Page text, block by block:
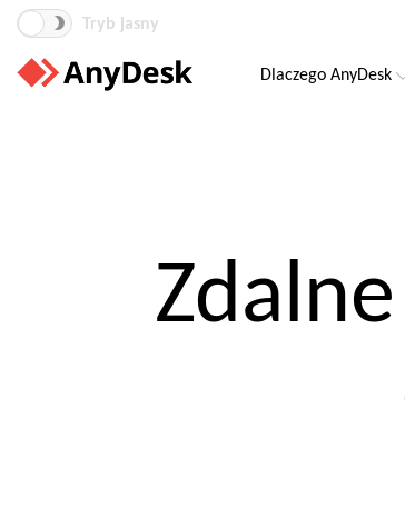
Tryb jasny
Dlaczego AnyDesk